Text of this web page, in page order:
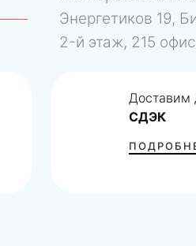
Энергетиков 19,
2-й этаж, 215
Доставим
СДЭК